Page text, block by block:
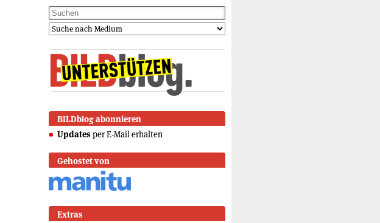
BILDblog abonnieren
Updates per E-Mail erhalten
Gehostet von
Extras